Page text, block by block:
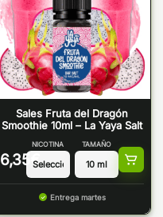
Sales Fruta del Dragón
Smoothie 10ml – La Yaya Salt
6,35 €
NICOTINA TAMAÑO
Entrega martes